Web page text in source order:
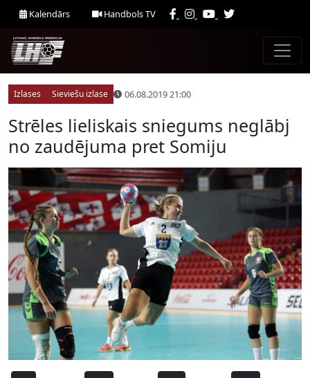
Kalendārs Handbols TV
Izlases Sieviešu izlase 06.08.2019 21:00
Strēles lieliskais sniegums neglābj
no zaudējuma pret Somiju